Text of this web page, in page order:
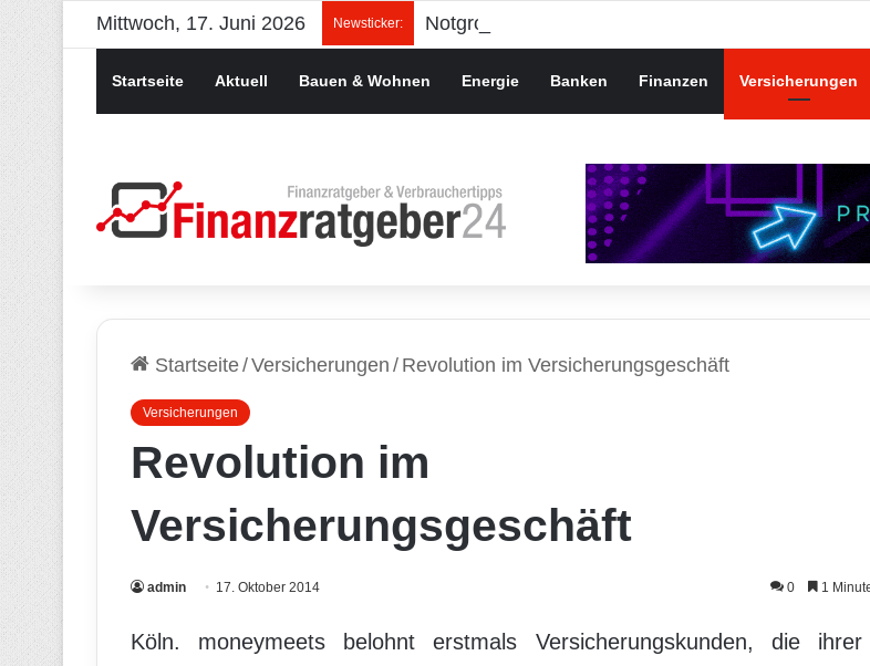
Mittwoch, 17. Juni 2026 Newsticker:
Startseite Aktuell Bauen & Wohnen Energie Banken Finanzen Versicherungen
Startseite/Versicherungen / Revolution im Versicherungsgeschäft
Versicherungen
Revolution im
Versicherungsgeschäft
admin 17. Oktober 2014 0 1
Köln. moneymeets belohnt erstmals Versicherungskunden, die